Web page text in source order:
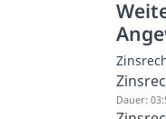
Dauer: